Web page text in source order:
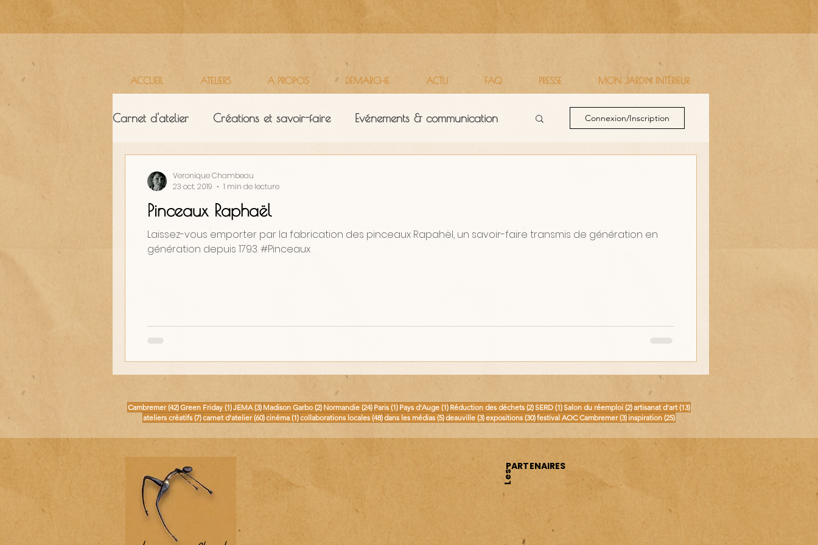
ACCUEIL ATELIERS A PROPOS DEMARCHE ACTU FAQ PRESSE MON JARDIN INTÉRIEUR
Carnet d'atelier Créations et savoir-faire Evénements & communication Connexion/Inscription
Pinceaux Raphaël
Laissez-vous emporter par la fabrication des pinceaux Rapahël, un savoir-faire transmis de génération en
génération depuis 1793. #Pinceaux
Veronique Chambeau
23 oct. 2019
1 min de lecture
Cambremer (42)42 posts
Green Friday (1)1 post
JEMA (3)3 posts
Madison Garbo (2)2 posts
Normandie (24)24 posts
Paris (1)1 post
Pays d'Auge (1)1 post
Réduction des déchets (2)2 posts
SERD (1)1 post
Salon du réemploi (2)2 posts
artisanat d'art (13)13 posts
ateliers créatifs (7)7 posts
carnet d'atelier (60)60 posts
cinéma (1)1 post
collaborations locales (48)48 posts
dans les médias (5)5 posts
deauville (3)3 posts
expositions (30)30 posts
festival AOC Cambremer (3)3 posts
inspiration (25)25 posts
Les
PARTENAIRES